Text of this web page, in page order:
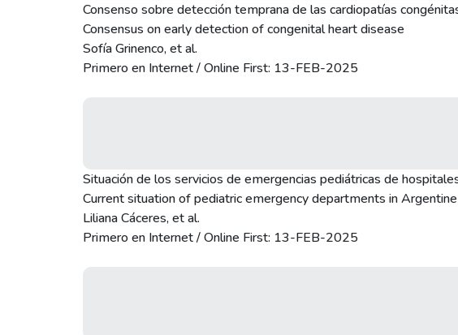
Consenso sobre detección temprana de las cardiopatías
Consensus on early detection of congenital heart disease
Sofía Grinenco, et al.
Primero en Internet / Online First: 13-FEB-2025
Situación de los servicios de emergencias pediátricas de
Current situation of pediatric emergency departments in
Liliana Cáceres, et al.
Primero en Internet / Online First: 13-FEB-2025